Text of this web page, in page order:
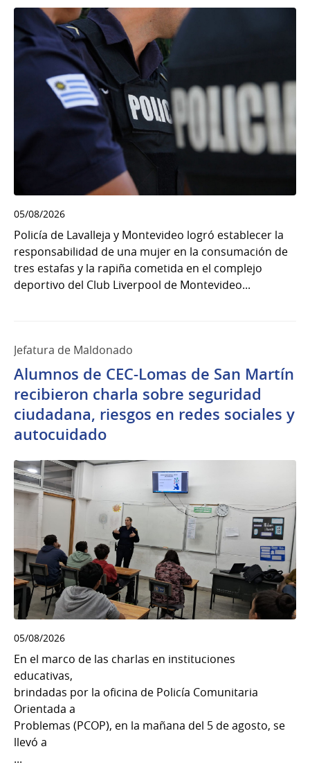
05/08/2026
Policía de Lavalleja y Montevideo logró establecer la
responsabilidad de una mujer en la consumación de
tres estafas y la rapiña cometida en el complejo
deportivo del Club Liverpool de Montevideo...
Jefatura de Maldonado
Alumnos de CEC-Lomas de San Martín
recibieron charla sobre seguridad
ciudadana, riesgos en redes sociales y
autocuidado
05/08/2026
En el marco de las charlas en instituciones
educativas,
brindadas por la oficina de Policía Comunitaria
Orientada a
Problemas (PCOP), en la mañana del 5 de agosto, se
llevó a
...